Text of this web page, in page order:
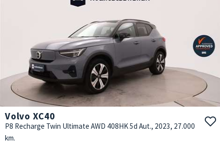
Volvo XC40
P8 Recharge Twin Ultimate AWD 408HK 5d Aut., 2023, 27.000
km.